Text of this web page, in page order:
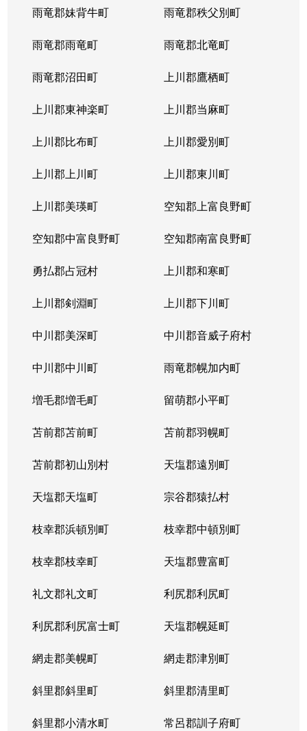
雨竜郡妹背牛町 雨竜郡秩父別町
雨竜郡雨竜町 雨竜郡北竜町
雨竜郡沼田町 上川郡鷹栖町
上川郡東神楽町 上川郡当麻町
上川郡比布町 上川郡愛別町
上川郡上川町 上川郡東川町
上川郡美瑛町 空知郡上富良野町
空知郡中富良野町 空知郡南富良野町
勇払郡占冠村 上川郡和寒町
上川郡剣淵町 上川郡下川町
中川郡美深町 中川郡音威子府村
中川郡中川町 雨竜郡幌加内町
増毛郡増毛町 留萌郡小平町
苫前郡苫前町 苫前郡羽幌町
苫前郡初山別村 天塩郡遠別町
天塩郡天塩町 宗谷郡猿払村
枝幸郡浜頓別町 枝幸郡中頓別町
枝幸郡枝幸町 天塩郡豊富町
礼文郡礼文町 利尻郡利尻町
利尻郡利尻富士町 天塩郡幌延町
網走郡美幌町 網走郡津別町
斜里郡斜里町 斜里郡清里町
斜里郡小清水町 常呂郡訓子府町